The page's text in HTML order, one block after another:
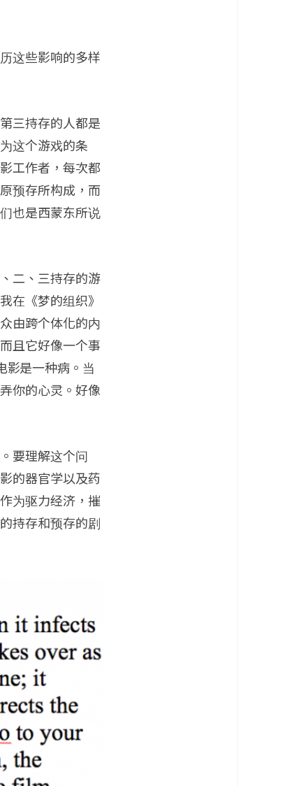
这些影响的多样
三持存的人都是
这个游戏的条
工作者，每次都
预存所构成，而
也是西蒙东所说
二、三持存的游
在《梦的组织》
由跨个体化的内
且它好像一个事
影是一种病。当
你的心灵。好像
要理解这个问
的器官学以及药
为驱力经济，摧
持存和预存的剧